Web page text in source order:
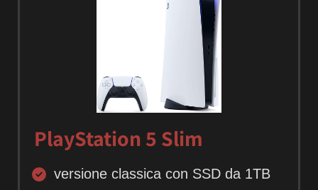
PlayStation 5 Slim
versione classica con SSD da 1TB